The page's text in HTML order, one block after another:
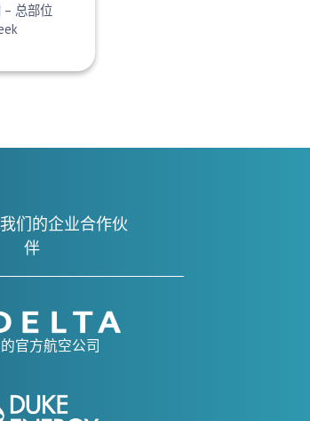
– 总部位
们的企业合作伙
伴
的官方航空公司